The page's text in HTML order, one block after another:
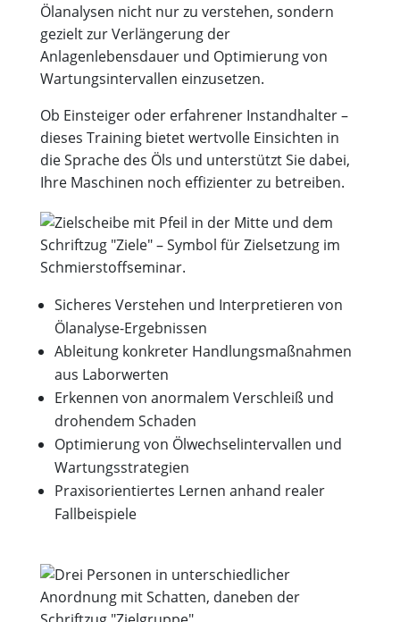
Ölanalysen nicht nur zu verstehen, sondern
gezielt zur Verlängerung der
Anlagenlebensdauer und Optimierung von
Wartungsintervallen einzusetzen.
Ob Einsteiger oder erfahrener Instandhalter –
dieses Training bietet wertvolle Einsichten in
die Sprache des Öls und unterstützt Sie dabei,
Ihre Maschinen noch effizienter zu betreiben.
Sicheres Verstehen und Interpretieren von
Ölanalyse-Ergebnissen
Ableitung konkreter Handlungsmaßnahmen
aus Laborwerten
Erkennen von anormalem Verschleiß und
drohendem Schaden
Optimierung von Ölwechselintervallen und
Wartungsstrategien
Praxisorientiertes Lernen anhand realer
Fallbeispiele